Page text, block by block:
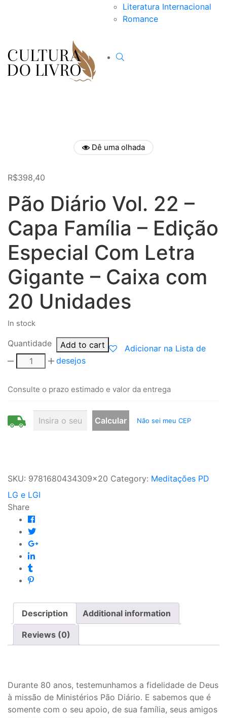
Literatura Internacional
Romance
Dê uma olhada
R$398,40
Pão Diário Vol. 22 –
Capa Família – Edição
Especial Com Letra
Gigante – Caixa com
20 Unidades
In stock
Quantidade Add to cart
Adicionar na Lista de
desejos
Consulte o prazo estimado e valor da entrega
Não sei meu CEP
SKU: 9781680434309x20 Category: Meditações PD
LG e LGI
Share
Description Additional information
Reviews (0)
Durante 80 anos, testemunhamos a fidelidade de Deus
à missão de Ministérios Pão Diário. E sabemos que é
somente com o seu apoio, de sua família, seus amigos